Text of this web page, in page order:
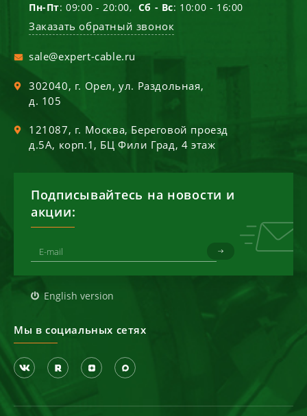
Пн-Пт: 09:00 - 20:00, Сб - Вс: 10:00 - 16:00
Заказать обратный звонок
sale@expert-cable.ru
302040, г. Орел,ул. Раздольная,
д. 105
121087, г. Москва, Береговой проезд
д.5А, корп.1, БЦ Фили Град, 4 этаж
Подписывайтесь на новости и
акции:
English version
Мы в социальных сетях